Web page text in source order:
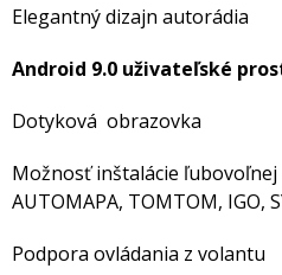
Elegantný dizajn autorádia
Android 9.0 uživateľské
Dotyková obrazovka
Možnosť inštalácie
AUTOMAPA, TOMTOM, IGO,
Podpora ovládania z volantu